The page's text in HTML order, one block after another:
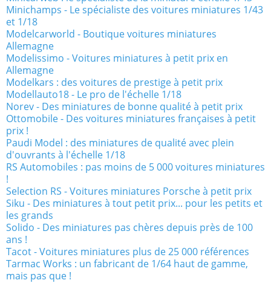
Minichamps - Le spécialiste des voitures miniatures 1/43
et 1/18
Modelcarworld - Boutique voitures miniatures
Allemagne
Modelissimo - Voitures miniatures à petit prix en
Allemagne
Modelkars : des voitures de prestige à petit prix
Modellauto18 - Le pro de l'échelle 1/18
Norev - Des miniatures de bonne qualité à petit prix
Ottomobile - Des voitures miniatures françaises à petit
prix !
Paudi Model : des miniatures de qualité avec plein
d'ouvrants à l'échelle 1/18
RS Automobiles : pas moins de 5 000 voitures miniatures
!
Selection RS - Voitures miniatures Porsche à petit prix
Siku - Des miniatures à tout petit prix... pour les petits et
les grands
Solido - Des miniatures pas chères depuis près de 100
ans !
Tacot - Voitures miniatures plus de 25 000 références
Tarmac Works : un fabricant de 1/64 haut de gamme,
mais pas que !